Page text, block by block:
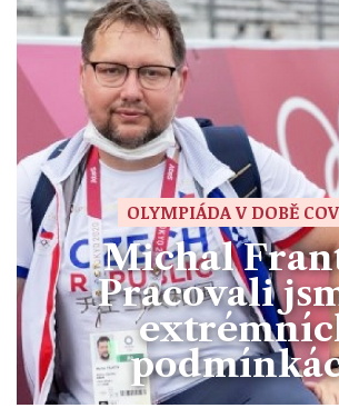
OLYMPIÁDA V DOBĚ
Michal
Pracovali